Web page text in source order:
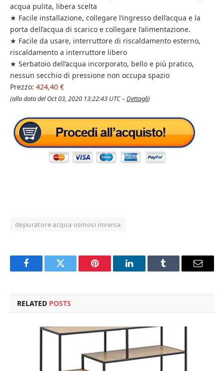
acqua pulita, libera scelta
★ Facile installazione, collegare l’ingresso dell’acqua e la
porta dell’acqua di scarico e collegare l’alimentazione.
★ Facile da usare, interruttore di riscaldamento esterno,
riscaldamento a interruttore libero
★ Serbatoio dell’acqua incorporato, bello e più pratico,
nessun secchio di pressione non occupa spazio
Prezzo: 424,40 €
(alla data del Oct 03, 2020 13:22:43 UTC –Dettagli)
depuratore acqua osmosi inversa
FacebookTwitter Pinterest LinkedInTumblr Email
RELATED POSTS